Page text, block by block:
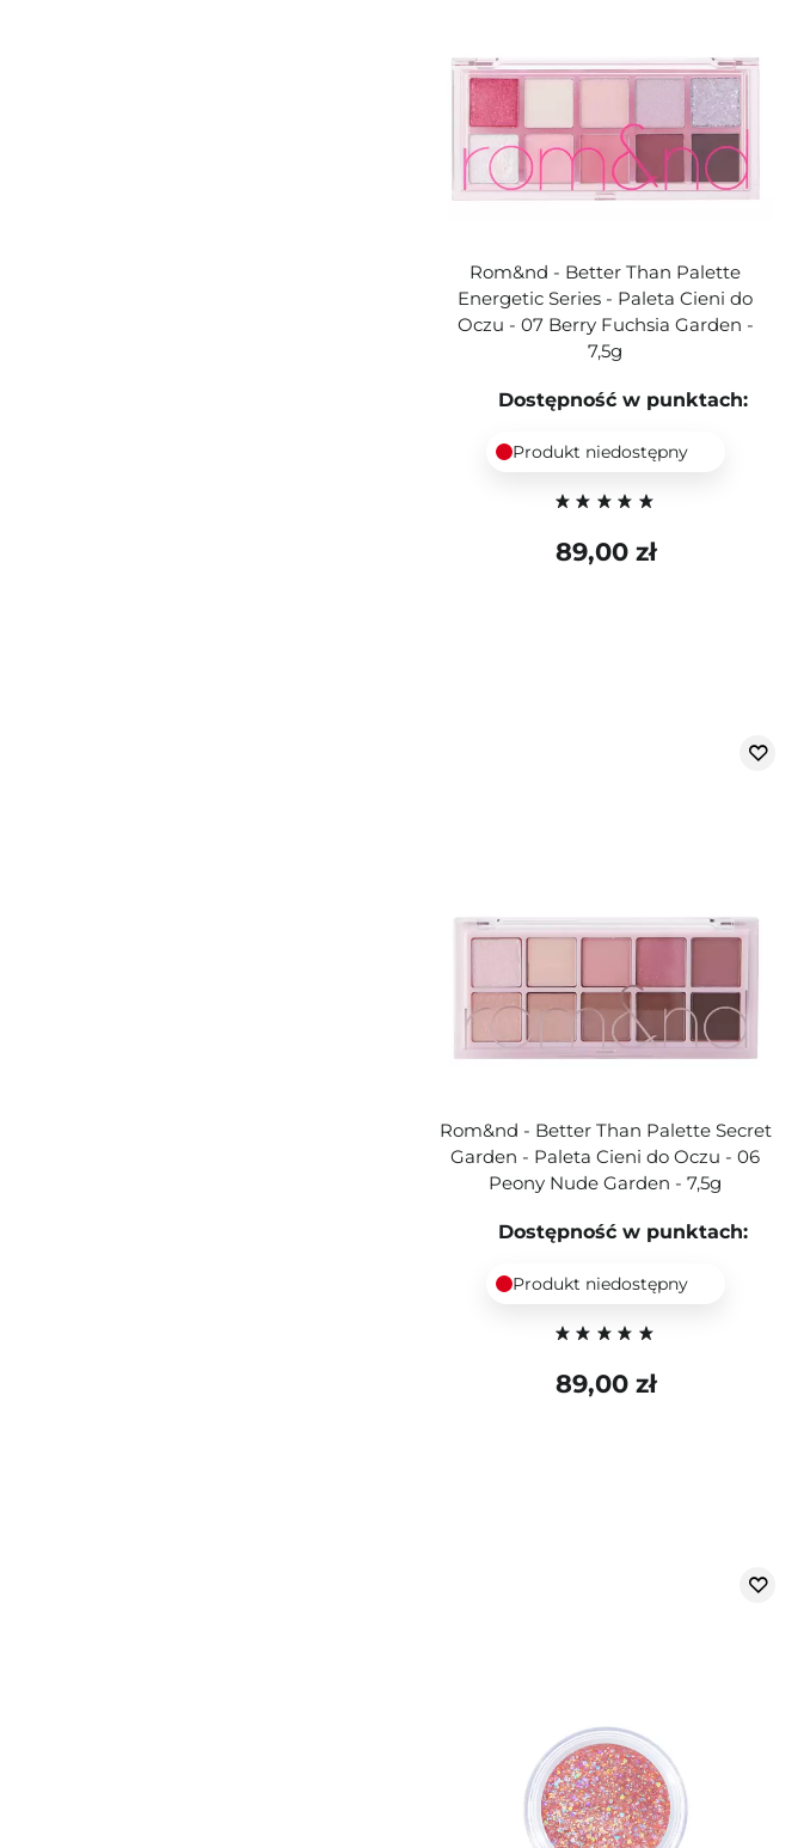
Rom&nd - Better Than Palette
Energetic Series - Paleta Cieni do
Oczu - 07 Berry Fuchsia Garden -
7,5g
Dostępność w punktach:
Produkt niedostępny
89,00 zł
Rom&nd - Better Than Palette Secret
Garden - Paleta Cieni do Oczu - 06
Peony Nude Garden - 7,5g
Dostępność w punktach:
Produkt niedostępny
89,00 zł